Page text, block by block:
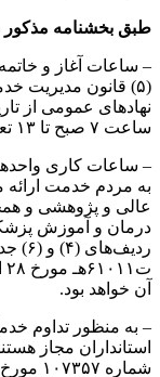
طبق بخشنامه
– ساعات آغاز و
(۵) قانون مدیریت
ساعت ۷ صبح تا ۱۳ تعیین شده است.
– ساعات کاری
به مردم خدمت
عالی و پژوهشی و
درمان و آموزش
آن خواهد بود.
– به منظور تداوم
استانداران مجاز